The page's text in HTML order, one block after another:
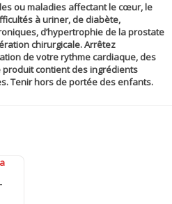
ou maladies affectant le cœur, le
à uriner, de diabète,
d’hypertrophie de la prostate
chirurgicale. Arrêtez
de votre rythme cardiaque, des
contient des ingrédients
Tenir hors de portée des enfants.